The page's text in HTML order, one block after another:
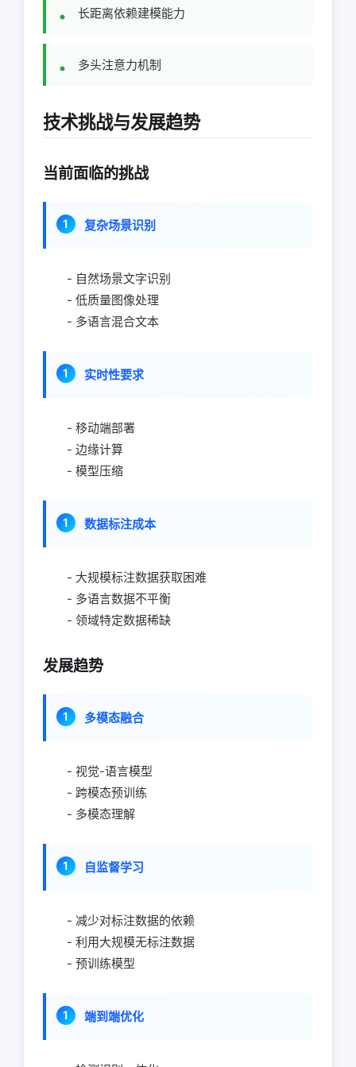
长距离依赖建模能力
多头注意力机制
技术挑战与发展趋势
当前面临的挑战
复杂场景识别
- 自然场景文字识别
- 低质量图像处理
- 多语言混合文本
实时性要求
- 移动端部署
- 边缘计算
- 模型压缩
数据标注成本
- 大规模标注数据获取困难
- 多语言数据不平衡
- 领域特定数据稀缺
发展趋势
多模态融合
- 视觉-语言模型
- 跨模态预训练
- 多模态理解
自监督学习
- 减少对标注数据的依赖
- 利用大规模无标注数据
- 预训练模型
端到端优化